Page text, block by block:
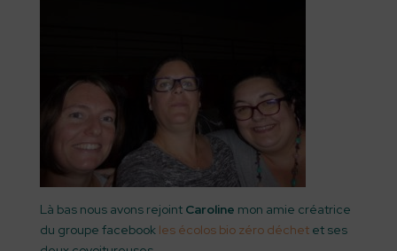
Là bas nous avons rejoint Caroline mon amie créatrice
du groupe facebookles écolos bio zéro déchet et ses